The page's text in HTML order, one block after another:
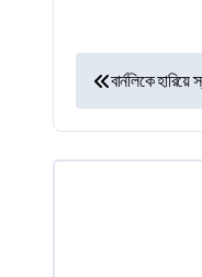
P
o
s
বার্নলিকে